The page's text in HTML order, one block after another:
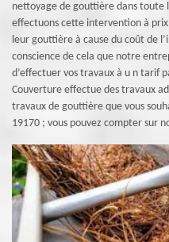
nettoyage de gouttière dans toute
effectuons cette intervention à prix
leur gouttière à cause du coût de
conscience de cela que notre
d’effectuer vos travaux à u n tarif
Couverture effectue des travaux
travaux de gouttière que vous
19170 ; vous pouvez compter sur